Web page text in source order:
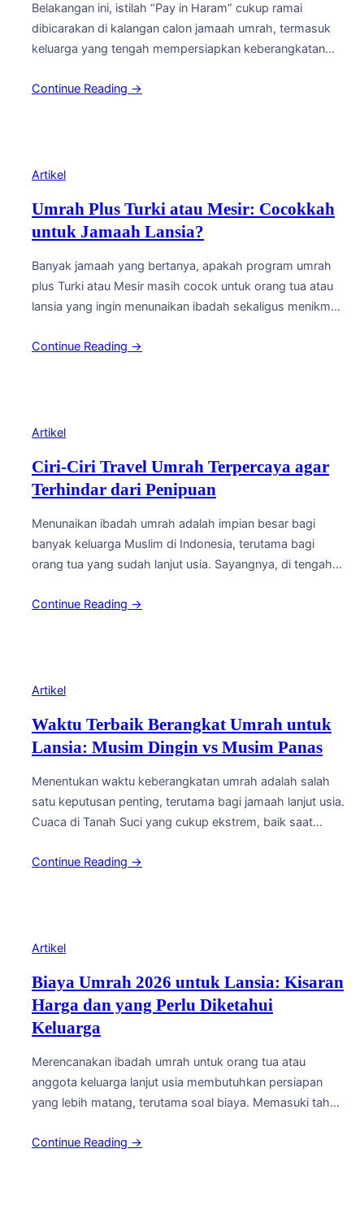
Belakangan ini, istilah “Pay in Haram” cukup ramai
dibicarakan di kalangan calon jamaah umrah, termasuk
keluarga yang tengah mempersiapkan keberangkatan
kemudahan berupa pembayaran sebagian biaya umrah
Continue Reading →
Artikel
Umrah Plus Turki atau Mesir: Cocokkah
untuk Jamaah Lansia?
Banyak jamaah yang bertanya, apakah program umrah
plus Turki atau Mesir masih cocok untuk orang tua atau
lansia yang ingin menunaikan ibadah sekaligus menikmati
mengingat perjalanan umrah plus biasanya melibatkan
Continue Reading →
Artikel
Ciri-Ciri Travel Umrah Terpercaya agar
Terhindar dari Penipuan
Menunaikan ibadah umrah adalah impian besar bagi
banyak keluarga Muslim di Indonesia, terutama bagi
orang tua yang sudah lanjut usia. Sayangnya, di tengah
masih saja bermunculan kasus penipuan travel yang
Continue Reading →
Artikel
Waktu Terbaik Berangkat Umrah untuk
Lansia: Musim Dingin vs Musim Panas
Menentukan waktu keberangkatan umrah adalah salah
satu keputusan penting, terutama bagi jamaah lanjut usia.
Cuaca di Tanah Suci yang cukup ekstrem, baik saat
pengaruh berbeda terhadap kenyamanan selama
mempersiapkan perjalanan dengan lebih matang.…
Continue Reading →
Artikel
Biaya Umrah 2026 untuk Lansia: Kisaran
Harga dan yang Perlu Diketahui
Keluarga
Merencanakan ibadah umrah untuk orang tua atau
anggota keluarga lanjut usia membutuhkan persiapan
yang lebih matang, terutama soal biaya. Memasuki tahun
kisaran harga paket umrah lansia agar bisa menabung
Continue Reading →